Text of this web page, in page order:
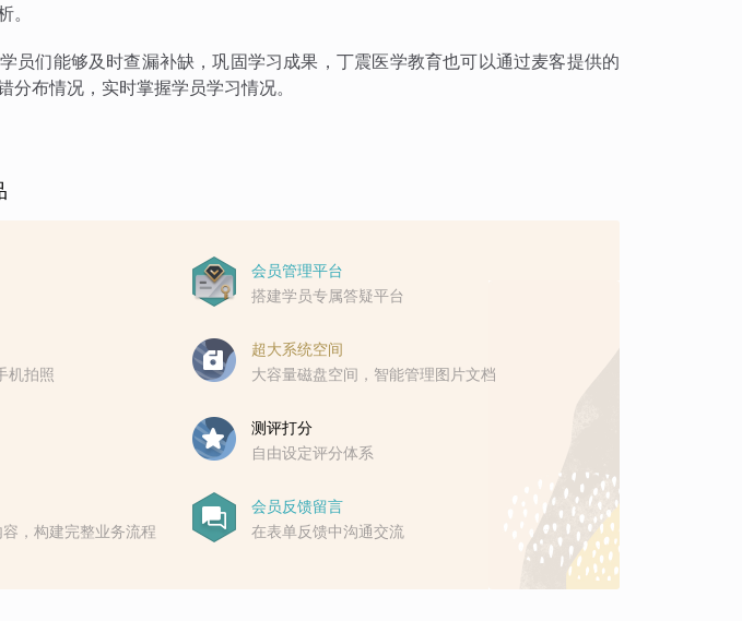
。
员们能够及时查漏补缺，巩固学习成果，丁震医学教育也可以通过麦客提供的
布情况，实时掌握学员学习情况。
会员管理平台
搭建学员专属答疑平台
机拍照
超大系统空间
大容量磁盘空间，智能管理图片文档
测评打分
自由设定评分体系
，构建完整业务流程
会员反馈留言
在表单反馈中沟通交流